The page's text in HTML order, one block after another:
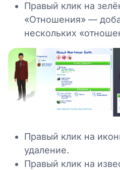
Правый клик на
«Отношения» —
нескольких
Правый клик на
удаление.
Правый клик на